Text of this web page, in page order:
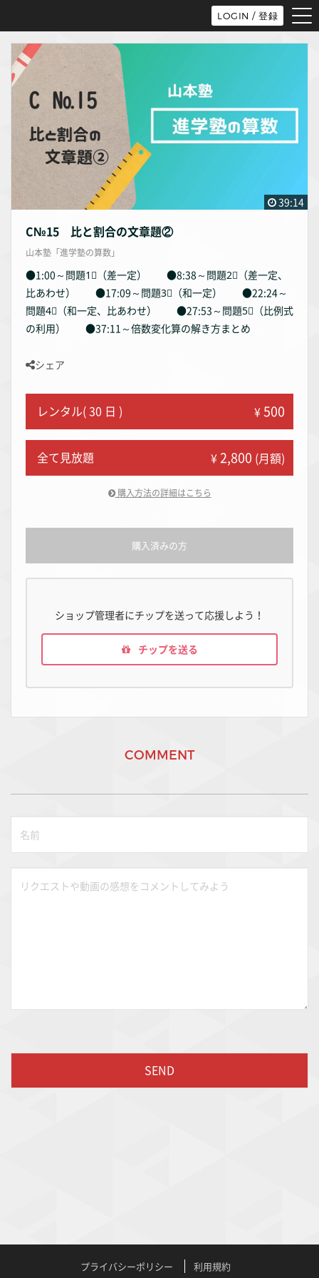
LOGIN / 登録
39:14
C№15 比と割合の文章題②
山本塾「進学塾の算数」
●1:00～問題1⃣（差一定） ●8:38～問題2⃣（差一定、
比あわせ） ●17:09～問題3⃣（和一定） ●22:24～
問題4⃣（和一定、比あわせ） ●27:53～問題5⃣（比例式
の利用） ●37:11～倍数変化算の解き方まとめ
シェア
レンタル( 30 日 ) ¥500
全て見放題 ¥2,800 (月額)
購入方法の詳細はこちら
購入済みの方
ショップ管理者にチップを送って応援しよう！
チップを送る
COMMENT
プライバシーポリシー 利用規約